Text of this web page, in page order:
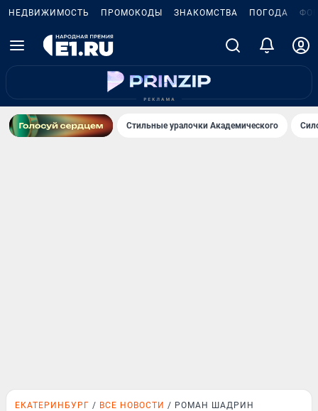
НЕДВИЖИМОСТЬ ПРОМОКОДЫ ЗНАКОМСТВА ПОГОДА
Стильные уралочки Академического
ЕКАТЕРИНБУРГ ВСЕ НОВОСТИ РОМАН ШАДРИН